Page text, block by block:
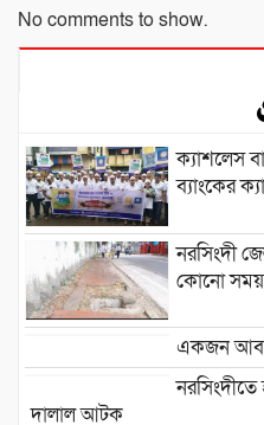
No comments to show.
ক্যাশলেস
ব্যাংকের
নরসিংদী
কোনো সময়
একজন
নরসিংদীতে
দালাল আটক